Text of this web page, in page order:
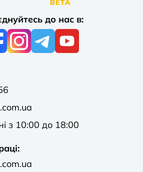
до нас в:
з 10:00 до 18:00